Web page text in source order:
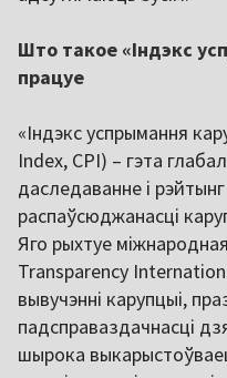
Што такое «Індэкс
працуе
«Індэкс успрымання
Index, CPI) – гэта
даследаванне і
распаўсюджанасці
Яго рыхтуе
Transparency
вывучэнні карупцыі,
падсправаздачнасці
шырока